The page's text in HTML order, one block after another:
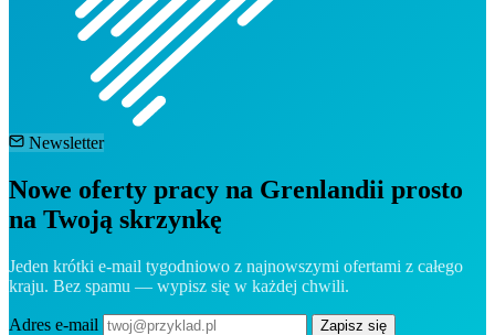
Newsletter
Nowe oferty pracy na Grenlandii prosto
na Twoją skrzynkę
Jeden krótki e-mail tygodniowo z najnowszymi ofertami z całego
kraju. Bez spamu — wypisz się w każdej chwili.
Adres e-mail Zapisz się